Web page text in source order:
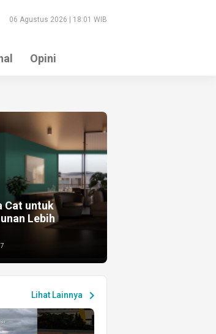
06 Agustus 2026 | 18:01 WIB
Opini
Cat untuk
Lebih
Lihat Lainnya chevron_right